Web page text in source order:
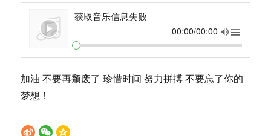
获取音乐信息失败
00:00/00:00
加油 不要再颓废了 珍惜时间 努力拼搏 不要忘了你的
梦想！